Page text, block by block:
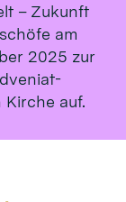
– Zukunft
am
2025 zur
auf.